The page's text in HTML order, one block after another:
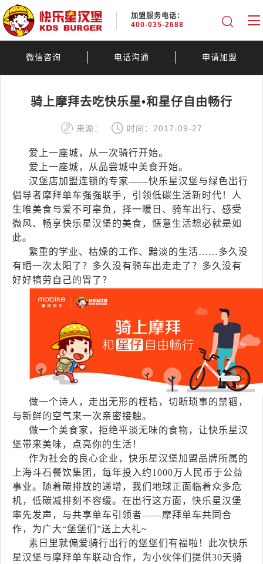
加盟服务电话：
400-035-2688
微信咨询 电话沟通 申请加盟
骑上摩拜去吃快乐星•和星仔自由畅行
来源： 时间：2017-09-27
爱上一座城，从一次骑行开始。
爱上一座城，从品尝城中美食开始。
汉堡店加盟连锁的专家——快乐星汉堡与绿色出行
倡导者摩拜单车强强联手，引领低碳生活新时代！人
生唯美食与爱不可辜负，择一暖日、骑车出行、感受
微风、畅享快乐星汉堡的美食，惬意生活想必就是如
此。
繁重的学业、枯燥的工作、黯淡的生活……多久没
有晒一次太阳了？多久没有骑车出走走了？多久没有
好好犒劳自己的胃了？
做一个诗人，走出无形的桎梏，切断琐事的禁锢，
与新鲜的空气来一次亲密接触。
做一个美食家，拒绝平淡无味的食物，让快乐星汉
堡带来美味，点亮你的生活！
作为社会的良心企业，快乐星汉堡加盟品牌所属的
上海斗石餐饮集团，每年投入约1000万人民币于公益
事业。随着碳排放的递增，我们地球正面临着众多危
机，低碳减排刻不容缓。在出行这方面，快乐星汉堡
率先发声，与共享单车引领者——摩拜单车共同合
作，为广大“堡堡们”送上大礼~
素日里就偏爱骑行出行的堡堡们有福啦！此次快乐
星汉堡与摩拜单车联动合作，为小伙伴们提供30天骑